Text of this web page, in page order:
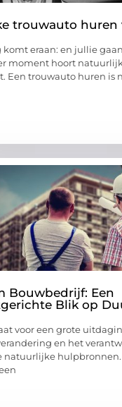
trouwauto huren
komt eraan: en jullie
moment hoort
Een trouwauto huren is
Bouwbedrijf: Een
Blik op
voor een grote
en het
natuurlijke